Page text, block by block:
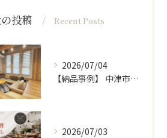
投稿 Recent Posts
2026/07/04
【納品事例】 中津市の新築に家具・雑貨一式をコーディネートさ...
2026/07/03